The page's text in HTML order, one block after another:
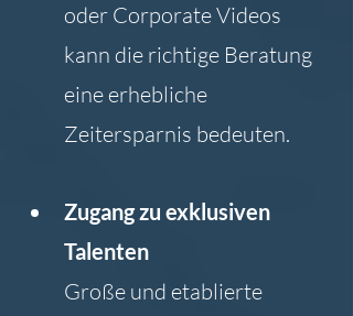
oder Corporate Videos
kann die richtige Beratung
eine erhebliche
Zeitersparnis bedeuten.
Zugang zu exklusiven
Talenten
Große und etablierte